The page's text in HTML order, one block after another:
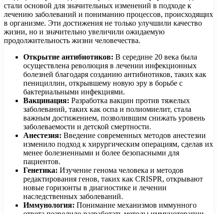
стали основой для значительных изменений в подходе к
лечению заболеваний и пониманию процессов, происходящих
в организме. Эти достижения не только улучшили качество
жизни, но и значительно увеличили ожидаемую
продолжительность жизни человечества.
Открытие антибиотиков: В середине 20 века была
осуществлена революция в лечении инфекционных
болезней благодаря созданию антибиотиков, таких как
пенициллин, открывшему новую эру в борьбе с
бактериальными инфекциями.
Вакцинация: Разработка вакцин против тяжелых
заболеваний, таких как оспа и полиомиелит, стала
важным достижением, позволившим снижать уровень
заболеваемости и детской смертности.
Анестезия: Введение современных методов анестезии
изменило подход к хирургическим операциям, сделав их
менее болезненными и более безопасными для
пациентов.
Генетика: Изучение генома человека и методов
редактирования генов, таких как CRISPR, открывают
новые горизонты в диагностике и лечении
наследственных заболеваний.
Иммунология: Понимание механизмов иммунного